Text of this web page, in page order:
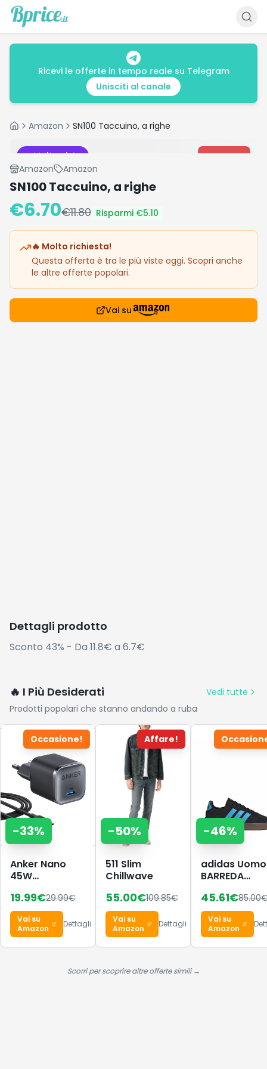
Ricevi le offerte in tempo reale su Telegram
Unisciti al canale
HomeAmazon SN100 Taccuino, a righe
Molto visto
Amazon Amazon
SN100 Taccuino, a righe
€6.70€11.80 Risparmi €5.10
🔥 Molto richiesta!
Questa offerta è tra le più viste oggi. Scopri anche
le altre offerte popolari.
Vai su
Dettagli prodotto
Sconto 43% - Da 11.8€ a 6.7€
🔥 I Più Desiderati
Vedi tutte
Prodotti popolari che stanno andando a ruba
Occasione!
-33%
Anker Nano
45W
USB-C
compatto e
pieghevole
19.99€29.99€
Vai su
Amazon
Dettagli
Affare!
-50%
511 Slim
Chillwave
55.00€109.85€
Vai su
Amazon
Dettagli
-46%
adidas Uomo
BARREDA
Core
Black/Lucid
38 EU
45.61€85.00
Vai su
Amazon
Scorri per scoprire altre offerte simili →